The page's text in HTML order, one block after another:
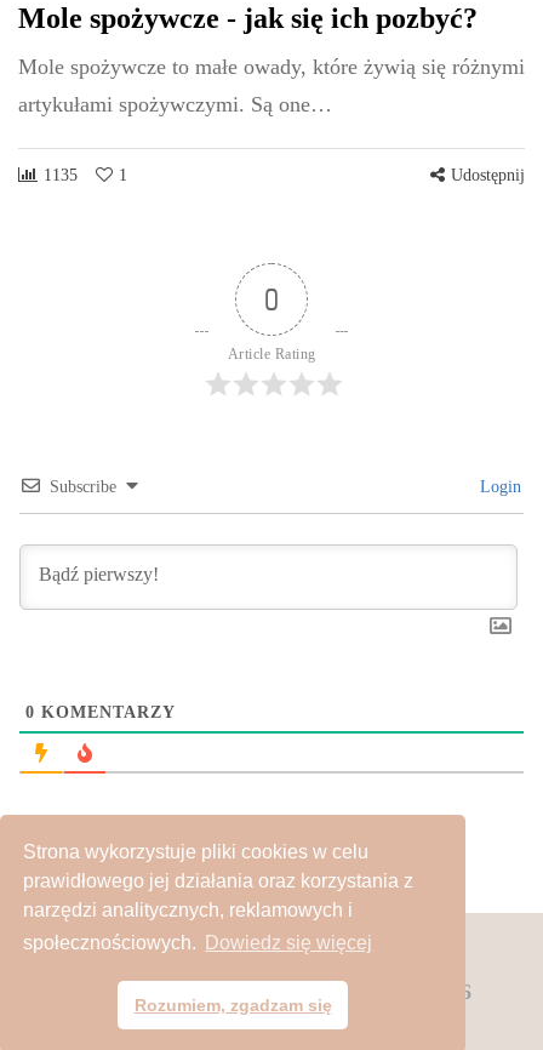
Strona wykorzystuje pliki cookies w celu
prawidłowego jej działania oraz korzystania z
narzędzi analitycznych, reklamowych i
społecznościowych.
Dowiedz się więcej
Rozumiem, zgadzam się
Mole spożywcze - jak się ich pozbyć?
Mole spożywcze to małe owady, które żywią się różnymi
artykułami spożywczymi. Są one…
1135 1 Udostępnij
0
Article Rating
Subscribe Login
0 KOMENTARZY
Powered by kobiecyurok.pl | kontakt: 697 398 266